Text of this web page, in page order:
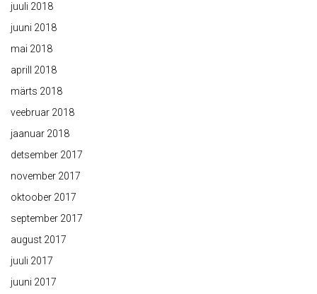
juuli 2018
juuni 2018
mai 2018
aprill 2018
märts 2018
veebruar 2018
jaanuar 2018
detsember 2017
november 2017
oktoober 2017
september 2017
august 2017
juuli 2017
juuni 2017